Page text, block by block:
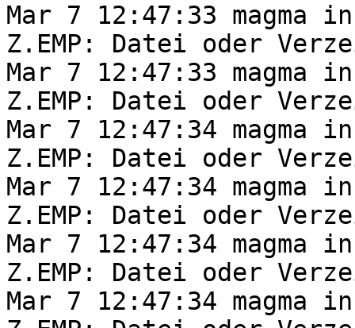
Mar 7 12:47:33
Z.EMP: Datei oder
Mar 7 12:47:33
Z.EMP: Datei oder
Mar 7 12:47:34
Z.EMP: Datei oder
Mar 7 12:47:34
Z.EMP: Datei oder
Mar 7 12:47:34
Z.EMP: Datei oder
Mar 7 12:47:34